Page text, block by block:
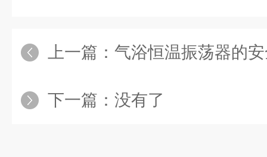
上一篇： 气浴恒温振荡器的
下一篇：没有了